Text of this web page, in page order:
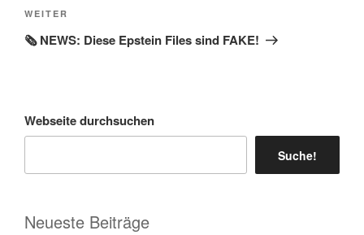
Nächster
Beitrag
WEITER
🗞️ NEWS: Diese Epstein Files sind FAKE!
Webseite durchsuchen
Suche!
Neueste Beiträge